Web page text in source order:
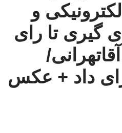
و
گیری تا رای
داد + عکس